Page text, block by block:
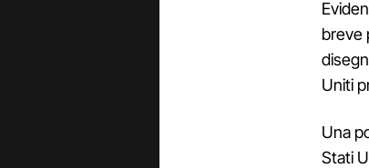
breve
Uniti
Una
Stati